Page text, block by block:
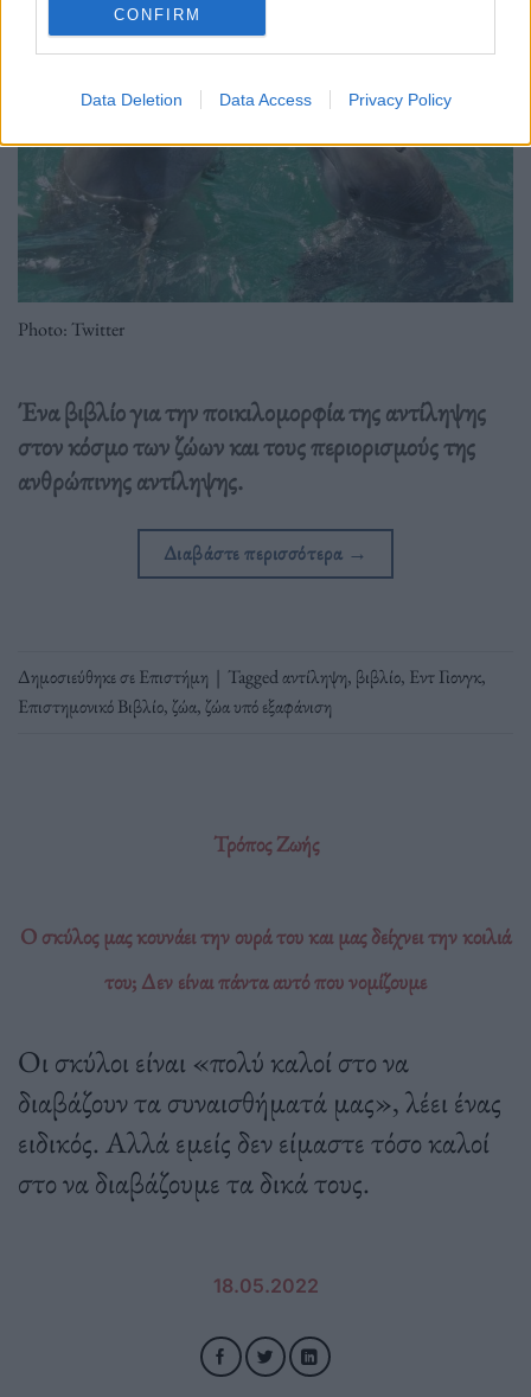
CONFIRM
Data Deletion Data Access Privacy Policy
Photo: Twitter
Ένα βιβλίο για την ποικιλομορφία της αντίληψης
στον κόσμο των ζώων και τους περιορισμούς της
ανθρώπινης αντίληψης.
Διαβάστε περισσότερα →
Δημοσιεύθηκε σεΕπιστήμη | Taggedαντίληψη, βιβλίο, Εντ Γιονγκ,
Επιστημονικό Βιβλίο,ζώα,ζώα υπό εξαφάνιση
Τρόπος Ζωής
Ο σκύλος μας κουνάει την ουρά του και μας δείχνει την κοιλιά
του; Δεν είναι πάντα αυτό που νομίζουμε
Οι σκύλοι είναι «πολύ καλοί στο να
διαβάζουν τα συναισθήματά μας», λέει ένας
ειδικός. Αλλά εμείς δεν είμαστε τόσο καλοί
στο να διαβάζουμε τα δικά τους.
18.05.2022